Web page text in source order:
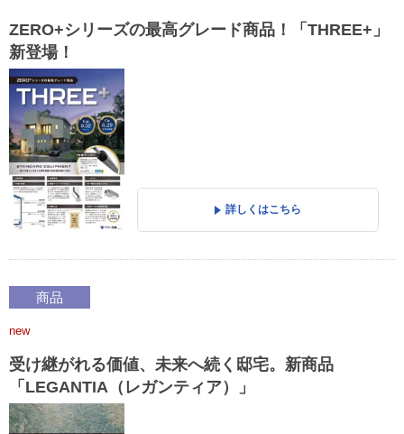
ZERO+シリーズの最高グレード商品！「THREE+」
新登場！
詳しくはこちら
商品
new
受け継がれる価値、未来へ続く邸宅。新商品
「LEGANTIA（レガンティア）」